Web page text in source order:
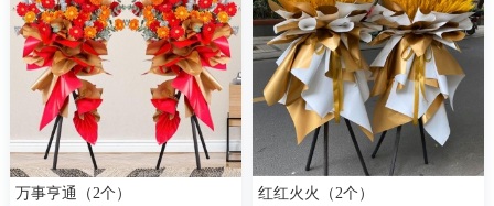
万事亨通（2个） 红红火火（2个）